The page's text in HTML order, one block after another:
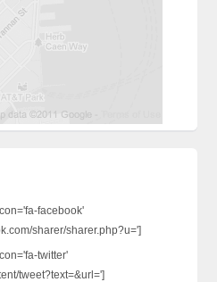
facebook'
sharer/sharer.php?u=']
twitter'
tweet?text=&url=']